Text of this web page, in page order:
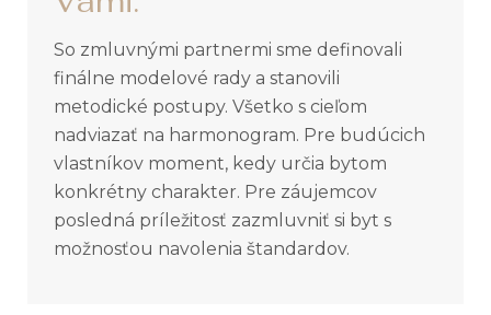
So zmluvnými partnermi sme definovali
finálne modelové rady a stanovili
metodické postupy. Všetko s cieľom
nadviazať na harmonogram. Pre budúcich
vlastníkov moment, kedy určia bytom
konkrétny charakter. Pre záujemcov
posledná príležitosť zazmluvniť si byt s
možnosťou navolenia štandardov.